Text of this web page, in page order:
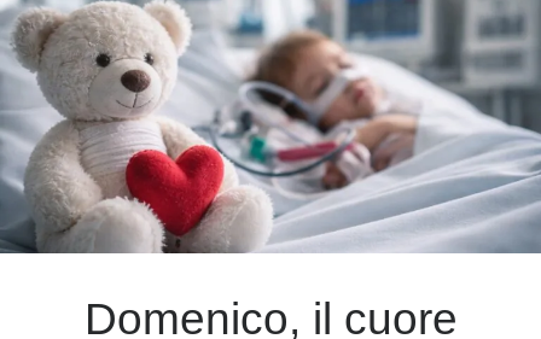
che
non
ti
aspetti
Domenico, il cuore